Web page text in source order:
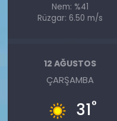
Nem: %41
Rüzgar: 6.50 m/s
12 AĞUSTOS
ÇARŞAMBA
31°